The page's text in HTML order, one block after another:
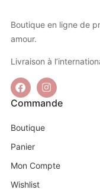
Boutique en ligne de
amour.
Livraison à
Commande
Boutique
Panier
Mon Compte
Wishlist